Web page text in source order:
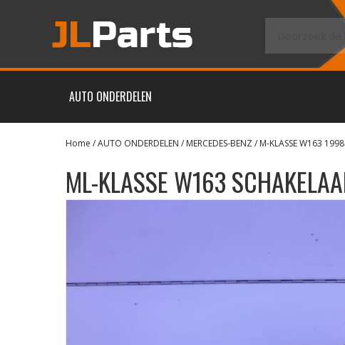
AUTO ONDERDELEN
Home /AUTO ONDERDELEN / MERCEDES-BENZ/ M-KLASSE W163
ML-KLASSE W163